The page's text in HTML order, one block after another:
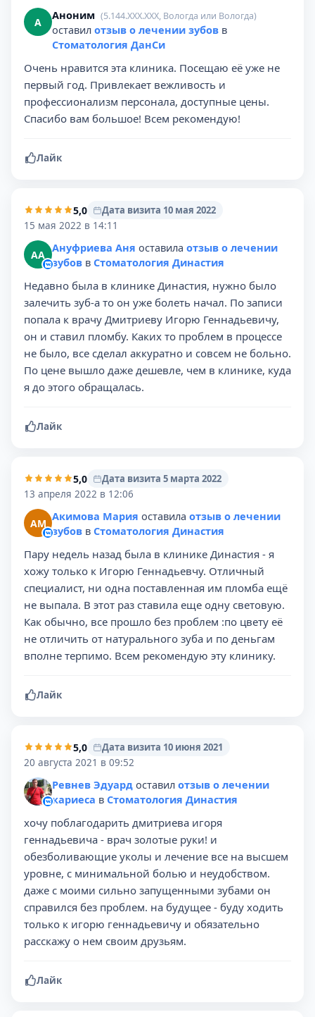
А Аноним (5.144.XXX.XXX, Вологда или Вологда)
оставил отзыв о лечении зубов в
Стоматология ДанСи
Очень нравится эта клиника. Посещаю её уже не
первый год. Привлекает вежливость и
профессионализм персонала, доступные цены.
Спасибо вам большое! Всем рекомендую!
Лайк
5,0
Дата визита 10 мая 2022
15 мая 2022 в 14:11
АА Ануфриева Аня оставила отзыв о лечении
зубов в Стоматология Династия
Недавно была в клинике Династия, нужно было
залечить зуб-а то он уже болеть начал. По записи
попала к врачу Дмитриеву Игорю Геннадьевичу,
он и ставил пломбу. Каких то проблем в процессе
не было, все сделал аккуратно и совсем не больно.
По цене вышло даже дешевле, чем в клинике, куда
я до этого обращалась.
Лайк
5,0
Дата визита 5 марта 2022
13 апреля 2022 в 12:06
АМ Акимова Мария оставила отзыв о лечении
зубов в Стоматология Династия
Пару недель назад была в клинике Династия - я
хожу только к Игорю Геннадьевчу. Отличный
специалист, ни одна поставленная им пломба ещё
не выпала. В этот раз ставила еще одну световую.
Как обычно, все прошло без проблем :по цвету её
не отличить от натурального зуба и по деньгам
вполне терпимо. Всем рекомендую эту клинику.
Лайк
5,0
Дата визита 10 июня 2021
20 августа 2021 в 09:52
Ревнев Эдуард оставил отзыв о лечении
кариеса в Стоматология Династия
хочу поблагодарить дмитриева игоря
геннадьевича - врач золотые руки! и
обезболивающие уколы и лечение все на высшем
уровне, с минимальной болью и неудобством.
даже с моими сильно запущенными зубами он
справился без проблем. на будущее - буду ходить
только к игорю геннадьевичу и обязательно
расскажу о нем своим друзьям.
Лайк